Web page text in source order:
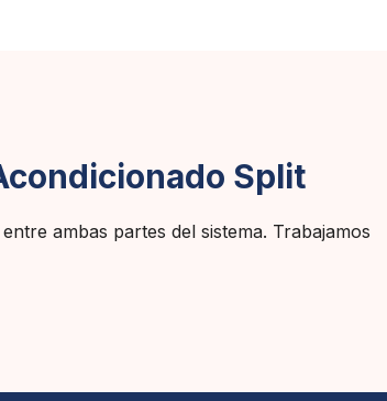
Split
ambas partes del sistema. Trabajamos